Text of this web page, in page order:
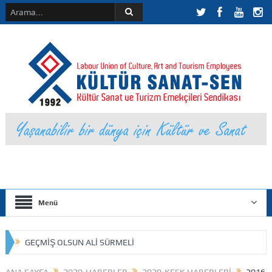
Menü
GEÇMİŞ OLSUN ALİ SÜRMELİ